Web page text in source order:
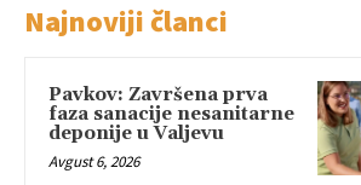
Najnoviji članci
Pavkov: Završena prva
faza sanacije nesanitarne
deponije u Valjevu
Avgust 6, 2026